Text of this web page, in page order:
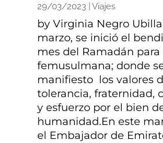
29/03/2023| Viajes
by Virginia Negro
marzo, se inició el
mes del Ramadán para
femusulmana; donde
manifiesto los valores
tolerancia, fraternidad,
y esfuerzo por el bien
humanidad.En este
el Embajador de